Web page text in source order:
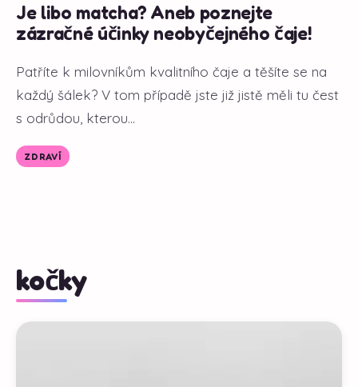
Je libo matcha? Aneb poznejte
zázračné účinky neobyčejného čaje!
Patříte k milovníkům kvalitního čaje a těšíte se na
každý šálek? V tom případě jste již jistě měli tu čest
s odrůdou, kterou...
ZDRAVÍ
kočky